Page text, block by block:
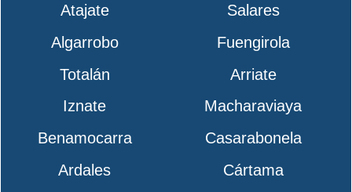
Atajate
Salares
Algarrobo
Fuengirola
Totalán
Arriate
Iznate
Macharaviaya
Benamocarra
Casarabonela
Ardales
Cártama